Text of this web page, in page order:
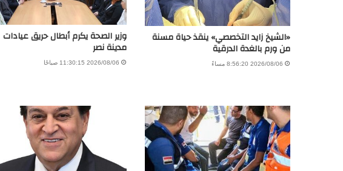
«الشيخ زايد التخصصي» ينقذ حياة مسنة
من ورم بالغدة الدرقية
2026/08/06 8:56:20 مساءً
وزير الصحة يكرم أبطال حريق عيادات
مدينة نصر
2026/08/06 11:30:15 صباحًا